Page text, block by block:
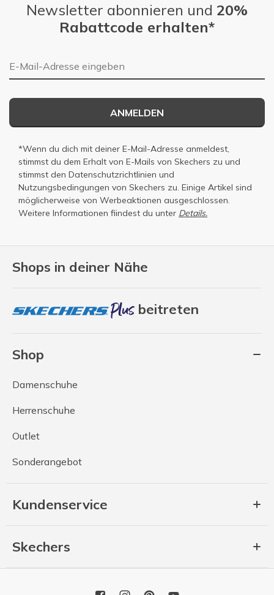
Shops in deiner Nähe
beitreten
Shop
Damenschuhe
Herrenschuhe
Outlet
Sonderangebot
Kundenservice
Skechers
Newsletter abonnieren und 20%
Rabattcode erhalten*
E-Mail-Adresse
ANMELDEN
*Wenn du dich mit deiner E-Mail-Adresse anmeldest,
stimmst du dem Erhalt von E-Mails von Skechers zu und
stimmst den Datenschutzrichtlinien und
Nutzungsbedingungen von Skechers zu. Einige Artikel sind
möglicherweise von Werbeaktionen ausgeschlossen.
Weitere Informationen fiindest du unter Details.